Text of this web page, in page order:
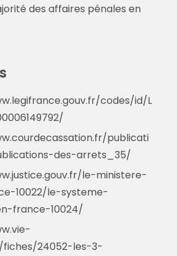
des affaires pénales en
codes/id/L
publicati
des-arrets_35/
le-ministere-
10022/le-systeme-
france-10024/
fiches/24052-les-3-